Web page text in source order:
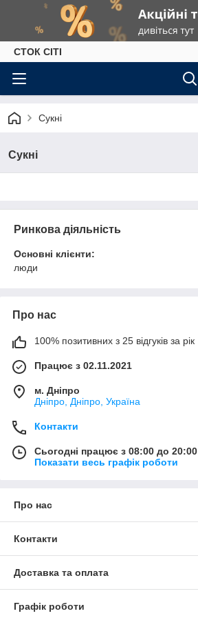
СТОК СІТІ
Сукні
Сукні
Ринкова діяльність
Основні клієнти:
люди
Про нас
100% позитивних з 25 відгуків за рік
Працює з 02.11.2021
м. Дніпро
Дніпро, Дніпро, Україна
Контакти
Сьогодні працює з 08:00 до 20:00
Показати весь графік роботи
Про нас
Контакти
Доставка та оплата
Графік роботи